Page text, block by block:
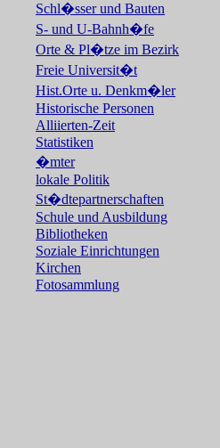
Schl�sser und Bauten
S- und U-Bahnh�fe
Orte & Pl�tze im Bezirk
Freie Universit�t
Hist.Orte u. Denkm�ler
Historische Personen
Alliierten-Zeit
Statistiken
�mter
lokale Politik
St�dtepartnerschaften
Schule und Ausbildung
Bibliotheken
Soziale Einrichtungen
Kirchen
Fotosammlung